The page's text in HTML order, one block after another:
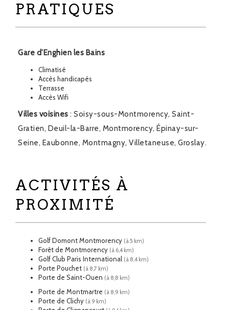
PRATIQUES
Gare d'Enghien les Bains
Climatisé
Accès handicapés
Terrasse
Accès Wifi
Villes voisines : Soisy-sous-Montmorency, Saint-
Gratien, Deuil-la-Barre, Montmorency, Épinay-sur-
Seine, Eaubonne, Montmagny, Villetaneuse, Groslay.
ACTIVITÉS À
PROXIMITÉ
Golf Domont Montmorency (à 5 km)
Forêt de Montmorency (à 6,4 km)
Golf Club Paris International (à 8,4 km)
Porte Pouchet (à 8,7 km)
Porte de Saint-Ouen (à 8,8 km)
Porte de Montmartre (à 8,9 km)
Porte de Clichy (à 9 km)